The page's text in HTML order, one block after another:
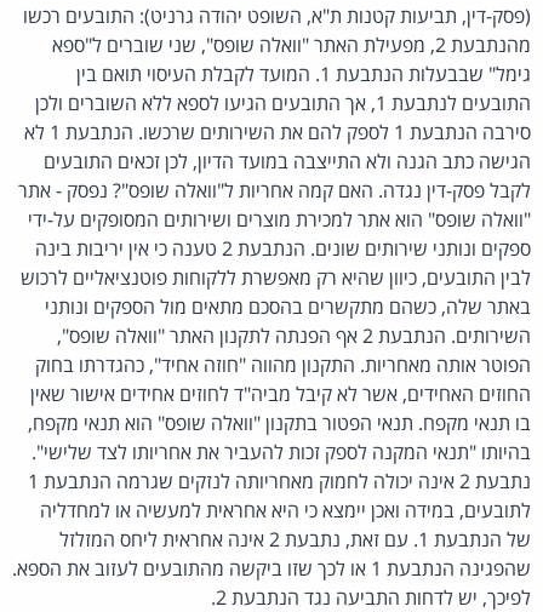
(פסק-דין, תביעות קטנות ת"א, השופט יהודה גרניט): התובעים רכשו
מהנתבעת 2, מפעילת האתר "וואלה שופס", שני שוברים ל"ספא
גימל" שבבעלות הנתבעת 1. המועד לקבלת העיסוי תואם בין
התובעים לנתבעת 1, אך התובעים הגיעו לספא ללא השוברים ולכן
סירבה הנתבעת 1 לספק להם את השירותים שרכשו. הנתבעת 1 לא
הגישה כתב הגנה ולא התייצבה במועד הדיון, לכן זכאים התובעים
לקבל פסק-דין נגדה. האם קמה אחריות ל"וואלה שופס"? נפסק - אתר
"וואלה שופס" הוא אתר למכירת מוצרים ושירותים המסופקים על-ידי
ספקים ונותני שירותים שונים. הנתבעת 2 טענה כי אין יריבות בינה
לבין התובעים, כיוון שהיא רק מאפשרת ללקוחות פוטנציאליים לרכוש
באתר שלה, כשהם מתקשרים בהסכם מתאים מול הספקים ונותני
השירותים. הנתבעת 2 אף הפנתה לתקנון האתר "וואלה שופס",
הפוטר אותה מאחריות. התקנון מהווה "חוזה אחיד", כהגדרתו בחוק
החוזים האחידים, אשר לא קיבל מביה"ד לחוזים אחידים אישור שאין
בו תנאי מקפח. תנאי הפטור בתקנון "וואלה שופס" הוא תנאי מקפח,
בהיותו "תנאי המקנה לספק זכות להעביר את אחריותו לצד שלישי".
נתבעת 2 אינה יכולה לחמוק מאחריותה לנזקים שגרמה הנתבעת 1
לתובעים, במידה ואכן יימצא כי היא אחראית למעשיה או למחדליה
של הנתבעת 1. עם זאת, נתבעת 2 אינה אחראית ליחס המזלזל
שהפגינה הנתבעת 1 או לכך שזו ביקשה מהתובעים לעזוב את הספא.
לפיכך, יש לדחות התביעה נגד הנתבעת 2.